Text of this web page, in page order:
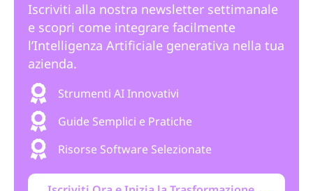
Iscriviti alla nostra newsletter settimanale
e scopri come integrare facilmente
l’Intelligenza Artificiale generativa nella tua
azienda.
Strumenti AI Innovativi
Guide Semplici e Pratiche
Risorse Software Selezionate